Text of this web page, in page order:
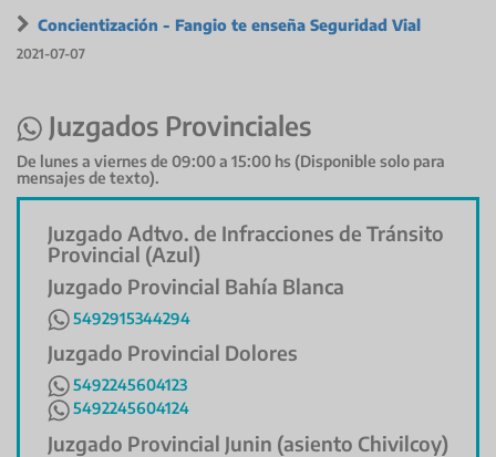
Concientización - Fangio te enseña Seguridad Vial
2021-07-07
Juzgados Provinciales
De lunes a viernes de 09:00 a 15:00 hs (Disponible solo para
mensajes de texto).
Juzgado Adtvo. de Infracciones de Tránsito
Provincial (Azul)
Juzgado Provincial Bahía Blanca
5492915344294
Juzgado Provincial Dolores
5492245604123
5492245604124
Juzgado Provincial Junin (asiento Chivilcoy)